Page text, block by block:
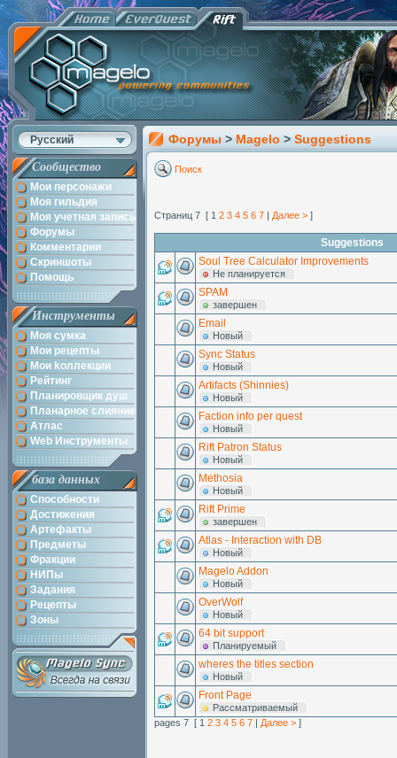
Русский
Сообщество
Мои персонажи
Моя гильдия
Моя учетная запись
Форумы
Комментарии
Скриншоты
Помощь
Инструменты
Моя сумка
Мои рецепты
Мои kоллекции
Рейтинг
Планировщик душ
Планарное слияние
Атлас
Web Инструменты
база данных
Способности
Достижения
Артефакты
Предметы
Фракции
НИПы
Задания
Рецепты
Зоны
Форумы > Magelo > Suggestions
Поиск
Страниц 7 [ 1 2 3 4 5 6 7 | Далее > ]
Suggestions
Soul Tree Calculator Improvements
Не планируется
SPAM
завершен
Email
Новый
Sync Status
Новый
Artifacts (Shinnies)
Новый
Faction info per quest
Новый
Rift Patron Status
Новый
Methosia
Новый
Rift Prime
завершен
Atlas - Interaction with DB
Новый
Magelo Addon
Новый
OverWolf
Новый
64 bit support
Планируемый
wheres the titles section
Новый
Front Page
Рассматриваемый
pages 7 [ 1 2 3 4 5 6 7 | Далее > ]